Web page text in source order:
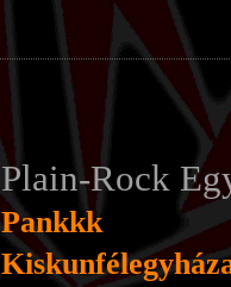
Plain-Rock
Pankkk